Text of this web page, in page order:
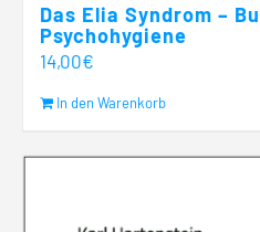
Das Elia Syndrom –
Psychohygiene
14,00€
In den Warenkorb